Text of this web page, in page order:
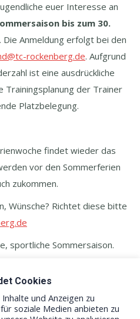
euer Interesse an
bis zum 30.
. Die Anmeldung erfolgt bei den
rockenberg.de. Aufgrund
ist eine ausdrückliche
Trainingsplanung der Trainer
Platzbelegung.
findet wieder das
vor den Sommerferien
zukommen.
Wünsche? Richtet diese bitte
sportliche Sommersaison.
Cookies
und Anzeigen zu
soziale Medien anbieten zu